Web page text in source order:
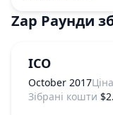
Zap Раунди
ICO
October 2017Ціна
Зібрані кошти